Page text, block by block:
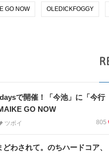
GO NOW OLEDICKFOGGY
で開催！「今池」に「今行
GO NOW
ツボイ 805
どわされて。のちハードコア、